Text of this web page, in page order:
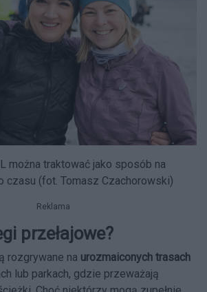
można traktować jako sposób na
czasu (fot. Tomasz Czachorowski)
Reklama
przełajowe?
rozgrywane na urozmaiconych trasach
lub parkach, gdzie przeważają